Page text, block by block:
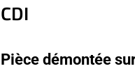
CDI
Pièce démontée